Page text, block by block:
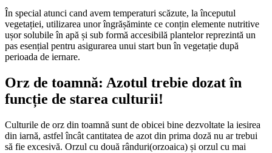
În special atunci cand avem temperaturi scăzute, la începutul
vegetației, utilizarea unor îngrășăminte ce conțin elemente nutritive
ușor solubile în apă și sub formă accesibilă plantelor reprezintă un
pas esențial pentru asigurarea unui start bun în vegetație după
perioada de iernare.
Orz de toamnă: Azotul trebie dozat în
funcție de starea culturii!
Culturile de orz din toamnă sunt de obicei bine dezvoltate la iesirea
din iarnă, astfel încât cantitatea de azot din prima doză nu ar trebui
să fie excesivă. Orzul cu două rânduri(orzoaica) și orzul cu mai